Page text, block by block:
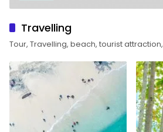
Travelling
Tour, Travelling, beach, tourist attraction,